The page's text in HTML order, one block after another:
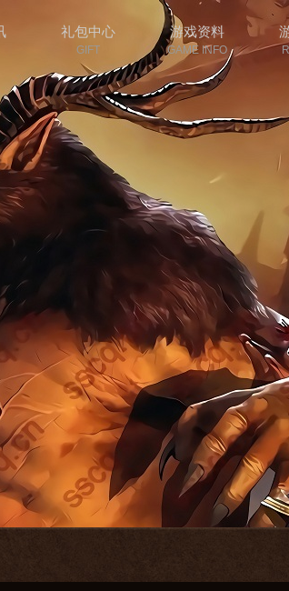
礼包中心
GIFT
游戏资料
GAME INFO